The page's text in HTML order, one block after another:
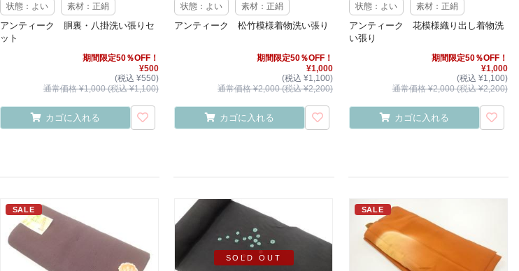
状態：よい 素材：正絹
アンティーク 胴裏・八掛洗い張りセ
ット
期間限定50％OFF！
¥500
(税込 ¥550)
通常価格 ¥1,000 (税込 ¥1,100)
カゴに入れる
状態：よい 素材：正絹
アンティーク 松竹模様着物洗い張り
期間限定50％OFF！
¥1,000
(税込 ¥1,100)
通常価格 ¥2,000 (税込 ¥2,200)
カゴに入れる
状態：よい 素材：正絹
アンティーク 花模様織り出し着物洗
い張り
期間限定50％OFF！
¥1,000
(税込 ¥1,100)
通常価格 ¥2,000 (税込 ¥2,200)
カゴに入れる
SALE
SOLD OUT
SALE